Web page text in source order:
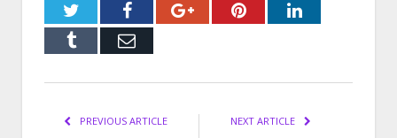
TwitterFacebookGoogle+PinterestLinkedIn
Tumblr Email
PREVIOUS ARTICLE NEXT ARTICLE